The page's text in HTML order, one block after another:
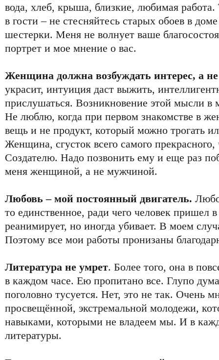
вода, хлеб, крыша, близкие, любимая работа.
в гости – не стесняйтесь старых обоев в
шестерки. Меня не волнует ваше
портрет и мое мнение о вас.
Женщина должна возбуждать интерес, а
украсит, интуиция даст выжить,
прислушаться. Возникновение этой мысли в
Не люблю, когда при первом знакомстве в
вещь и не продукт, который можно трогать
Женщина, сгусток всего самого прекрасного,
Создателю. Надо позвонить ему и еще раз
меня женщиной, а не мужчиной.
Любовь – мой постоянный двигатель.
то единственное, ради чего человек пришел
реанимирует, но иногда убивает. В моем
Поэтому все мои работы пронизаны
Литература не умрет. Более того, она в
в каждом часе. Ею пропитано все. Глупо
поголовно тусуется. Нет, это не так. Очень
просвещённой, экстремальной молодежи,
навыками, которыми не владеем мы. И в
литературы.